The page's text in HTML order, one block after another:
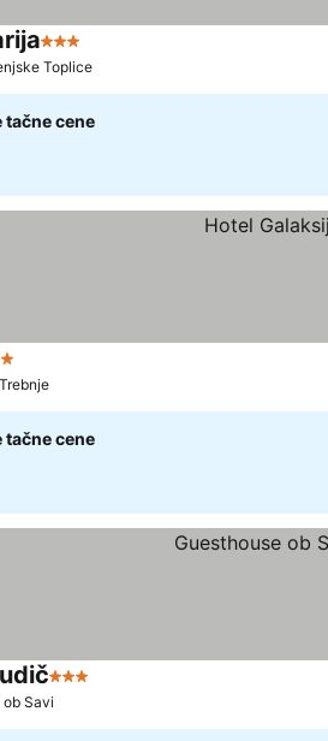
3 Zvezdice
Toplice
tačne cene
Trebnje
tačne cene
3 Zvezdice
Savi